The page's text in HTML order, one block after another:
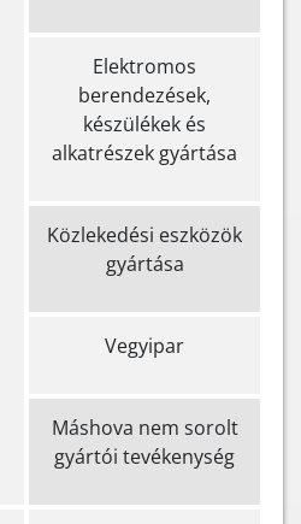
Elektromos
berendezések,
készülékek és
alkatrészek gyártása
Közlekedési eszközök
gyártása
Vegyipar
Máshova nem sorolt
gyártói tevékenység